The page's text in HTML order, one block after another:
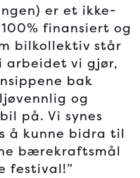
er et ikke-
finansiert og
bilkollektiv står
vi gjør,
bak
og
på. Vi synes
å kunne bidra til
bærekraftsmål
festival!”